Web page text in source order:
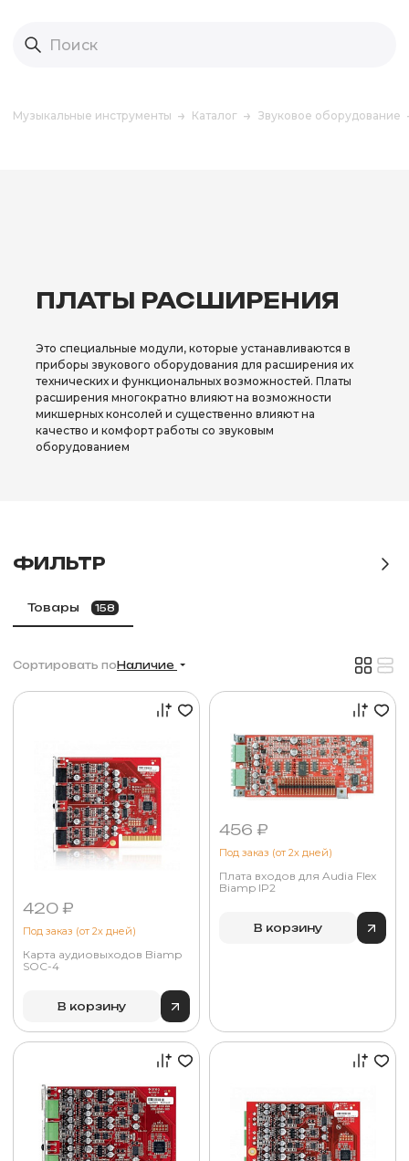
Музыкальные инструменты Каталог Звуковое оборудование
ПЛАТЫ РАСШИРЕНИЯ
Это специальные модули, которые устанавливаются в
приборы звукового оборудования для расширения их
технических и функциональных возможностей. Платы
расширения многократно влияют на возможности
микшерных консолей и существенно влияют на
качество и комфорт работы со звуковым
оборудованием
ФИЛЬТР
Товары 158
Сортировать по Наличие
420 ₽
Под заказ (от 2х дней)
Карта аудиовыходов Biamp
SOC-4
В корзину
456 ₽
Под заказ (от 2х дней)
Плата входов для Audia Flex
Biamp IP2
В корзину